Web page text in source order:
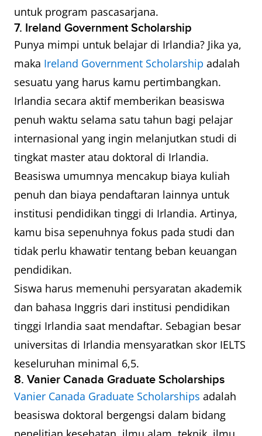
untuk program pascasarjana.
7. Ireland Government Scholarship
Punya mimpi untuk belajar di Irlandia? Jika ya,
maka Ireland Government Scholarship adalah
sesuatu yang harus kamu pertimbangkan.
Irlandia secara aktif memberikan beasiswa
penuh waktu selama satu tahun bagi pelajar
internasional yang ingin melanjutkan studi di
tingkat master atau doktoral di Irlandia.
Beasiswa umumnya mencakup biaya kuliah
penuh dan biaya pendaftaran lainnya untuk
institusi pendidikan tinggi di Irlandia. Artinya,
kamu bisa sepenuhnya fokus pada studi dan
tidak perlu khawatir tentang beban keuangan
pendidikan.
Siswa harus memenuhi persyaratan akademik
dan bahasa Inggris dari institusi pendidikan
tinggi Irlandia saat mendaftar. Sebagian besar
universitas di Irlandia mensyaratkan skor IELTS
keseluruhan minimal 6,5.
8. Vanier Canada Graduate Scholarships
Vanier Canada Graduate Scholarships adalah
beasiswa doktoral bergengsi dalam bidang